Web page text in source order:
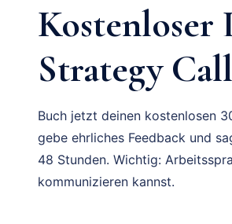
Kostenloser
Strategy
Buch jetzt deinen kostenlosen
gebe ehrliches Feedback und
48 Stunden. Wichtig:
kommunizieren kannst.